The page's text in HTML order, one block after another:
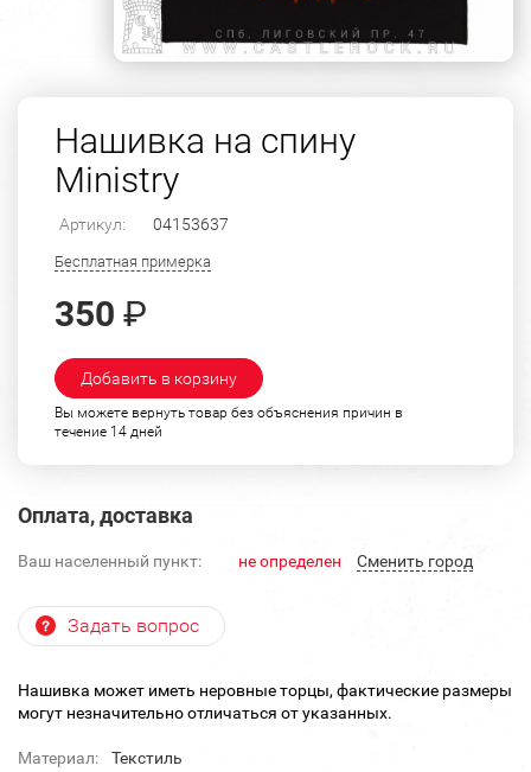
Нашивка на спину
Ministry
Артикул: 04153637
Бесплатная примерка
350 ₽
Добавить в корзину
Вы можете вернуть товар без объяснения причин в
течение 14 дней
Оплата, доставка
Ваш населенный пункт: не определен Cменить город
Задать вопрос
Нашивка может иметь неровные торцы, фактические размеры
могут незначительно отличаться от указанных.
Материал:
Текстиль